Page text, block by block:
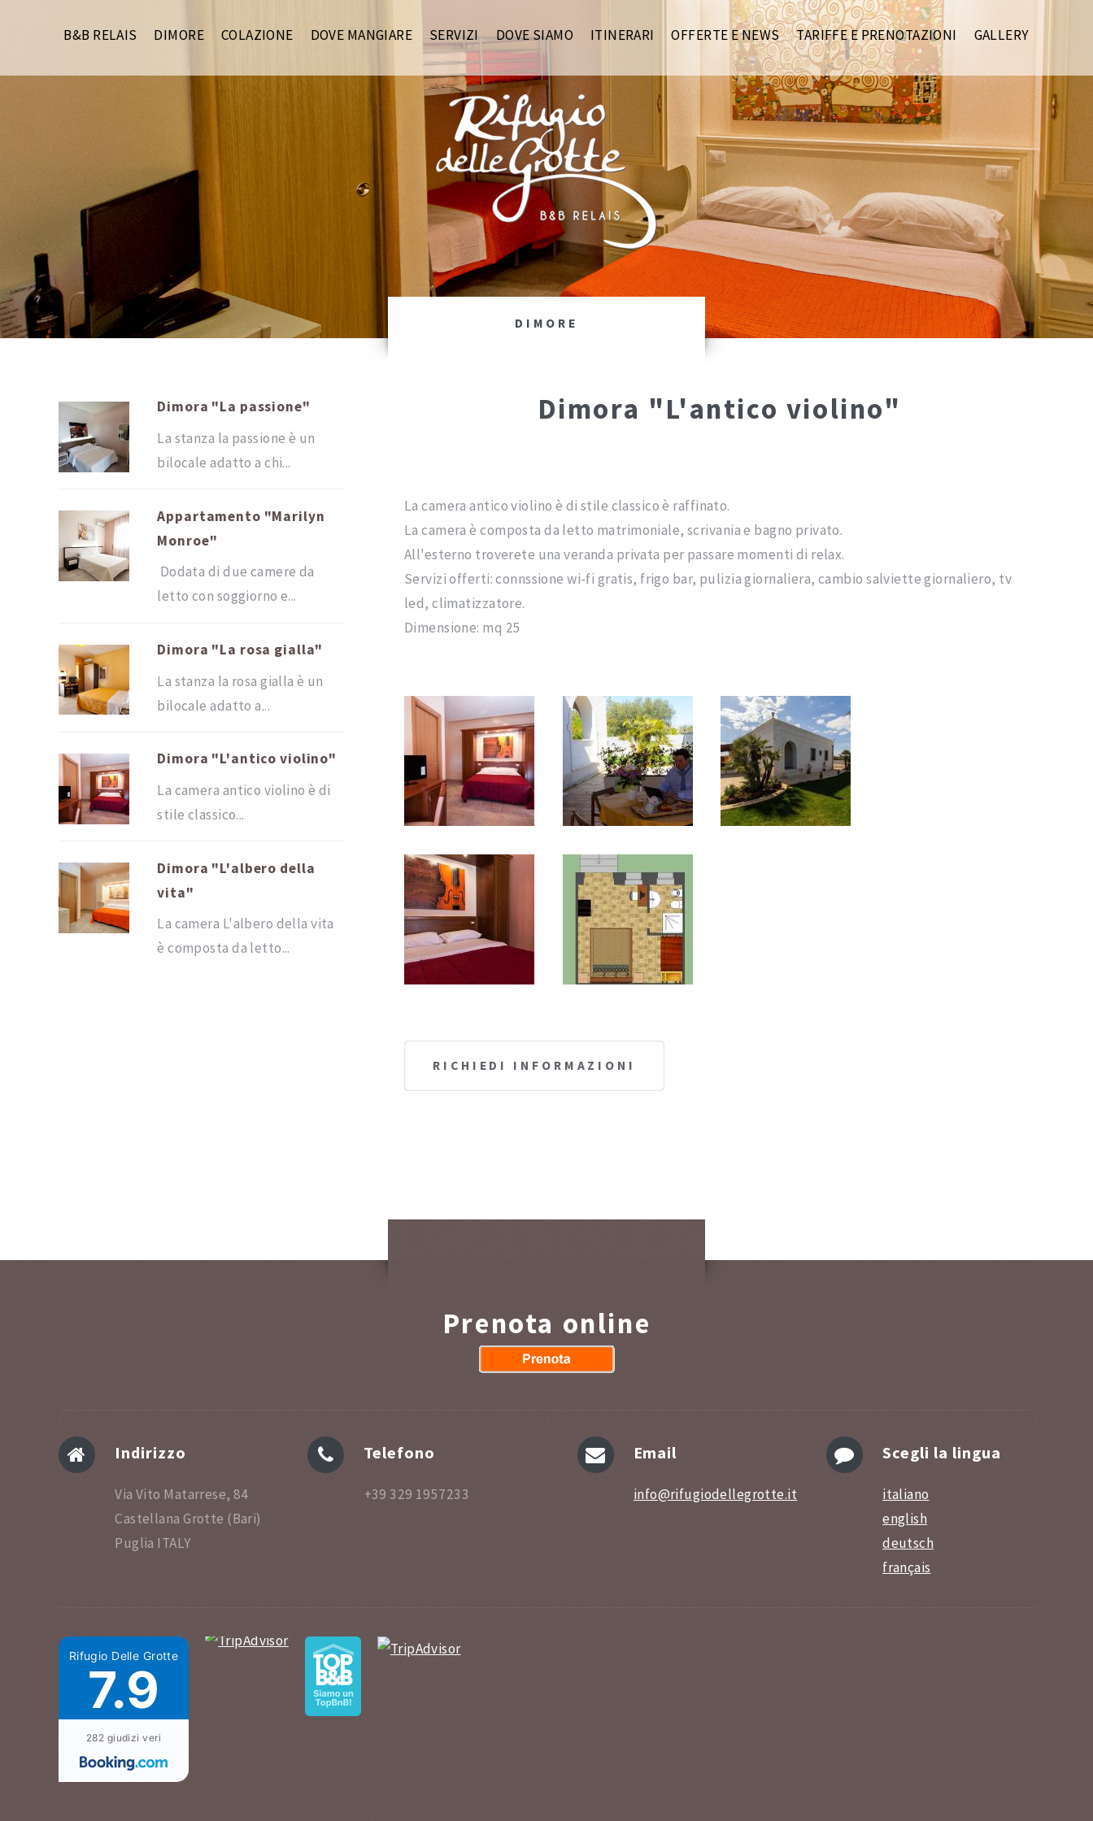
B&B RELAIS DIMORE COLAZIONE DOVE MANGIARE SERVIZI DOVE SIAMO ITINERARI OFFERTE E NEWS TARIFFE E PRENOTAZIONI GALLERY
DIMORE
Dimora "La passione"
La stanza la passione è un
bilocale adatto a chi...
Appartamento "Marilyn
Monroe"
Dodata di due camere da
letto con soggiorno e...
Dimora "La rosa gialla"
La stanza la rosa gialla è un
bilocale adatto a...
Dimora "L'antico violino"
La camera antico violino è di
stile classico...
Dimora "L'albero della
vita"
La camera L'albero della vita
è composta da letto...
Dimora "L'antico violino"
La camera antico violino è di stile classico è raffinato.
La camera è composta da letto matrimoniale, scrivania e bagno privato.
All'esterno troverete una veranda privata per passare momenti di relax.
Servizi offerti: connssione wi-fi gratis, frigo bar, pulizia giornaliera, cambio salviette giornaliero, tv
led, climatizzatore.
Dimensione: mq 25
RICHIEDI INFORMAZIONI
Prenota online
Indirizzo
Via Vito Matarrese, 84
Castellana Grotte (Bari)
Puglia ITALY
Telefono
+39 329 1957233
Email
info@rifugiodellegrotte.it
Scegli la lingua
italiano
english
deutsch
français
Rifugio Delle Grotte
7.9
282 giudizi veri